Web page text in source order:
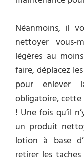
Néanmoins, il
nettoyer vous-
légères au
faire, déplacez
pour enlever
obligatoire, cette
! Une fois qu’il
un produit
lotion à base
retirer les